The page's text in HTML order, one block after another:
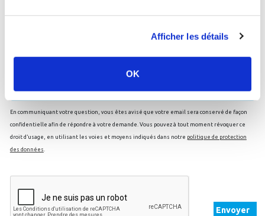
Afficher les détails
OK
Je souhaite être recontacté par email
En communiquant votre question, vous êtes avisé que votre email sera conservé de façon
confidentielle afin de répondre à votre demande. Vous pouvez à tout moment révoquer ce
droit d’usage, en utilisant les voies et moyens indiqués dans notre politique de protection
des données
Envoyer